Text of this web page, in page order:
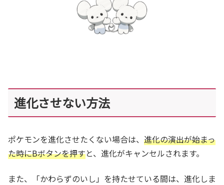
進化させない方法
ポケモンを進化させたくない場合は、 進化の演出が始まっ
た時にBボタンを押すと、進化がキャンセルされます。
また、「かわらずのいし」を持たせている間は、進化しま